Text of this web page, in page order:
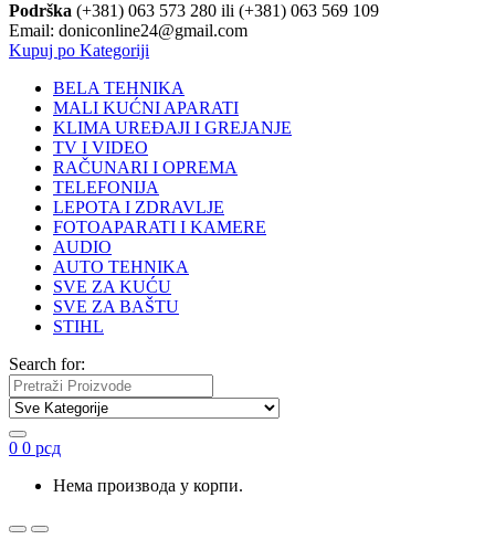
Podrška (+381) 063 573 280 ili (+381) 063 569 109
Email: doniconline24@gmail.com
Kupuj po Kategoriji
BELA TEHNIKA
MALI KUĆNI APARATI
KLIMA UREĐAJI I GREJANJE
TV I VIDEO
RAČUNARI I OPREMA
TELEFONIJA
LEPOTA I ZDRAVLJE
FOTOAPARATI I KAMERE
AUDIO
AUTO TEHNIKA
SVE ZA KUĆU
SVE ZA BAŠTU
STIHL
Search for:
0 0 рсд
Нема производа у корпи.